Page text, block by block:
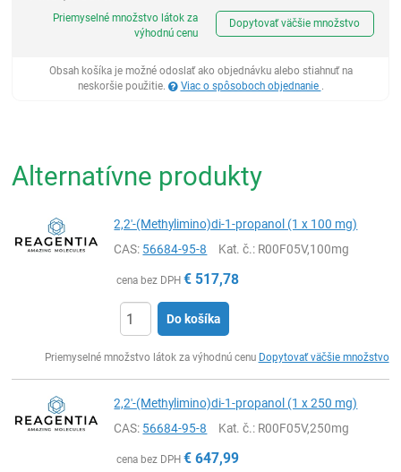
Priemyselné množstvo látok za
výhodnú cenu
Dopytovať väčšie množstvo
Obsah košíka je možné odoslať ako objednávku alebo stiahnuť na
neskoršie použitie.
Viac o spôsoboch objednanie .
Alternatívne produkty
2,2'-(Methylimino)di-1-propanol (1 x 100 mg)
CAS: 56684-95-8 Kat. č.: R00F05V,100mg
cena bez DPH € 517,78
Do košíka
Priemyselné množstvo látok za výhodnú cenu Dopytovať väčšie množstvo
2,2'-(Methylimino)di-1-propanol (1 x 250 mg)
CAS: 56684-95-8 Kat. č.: R00F05V,250mg
cena bez DPH € 647,99